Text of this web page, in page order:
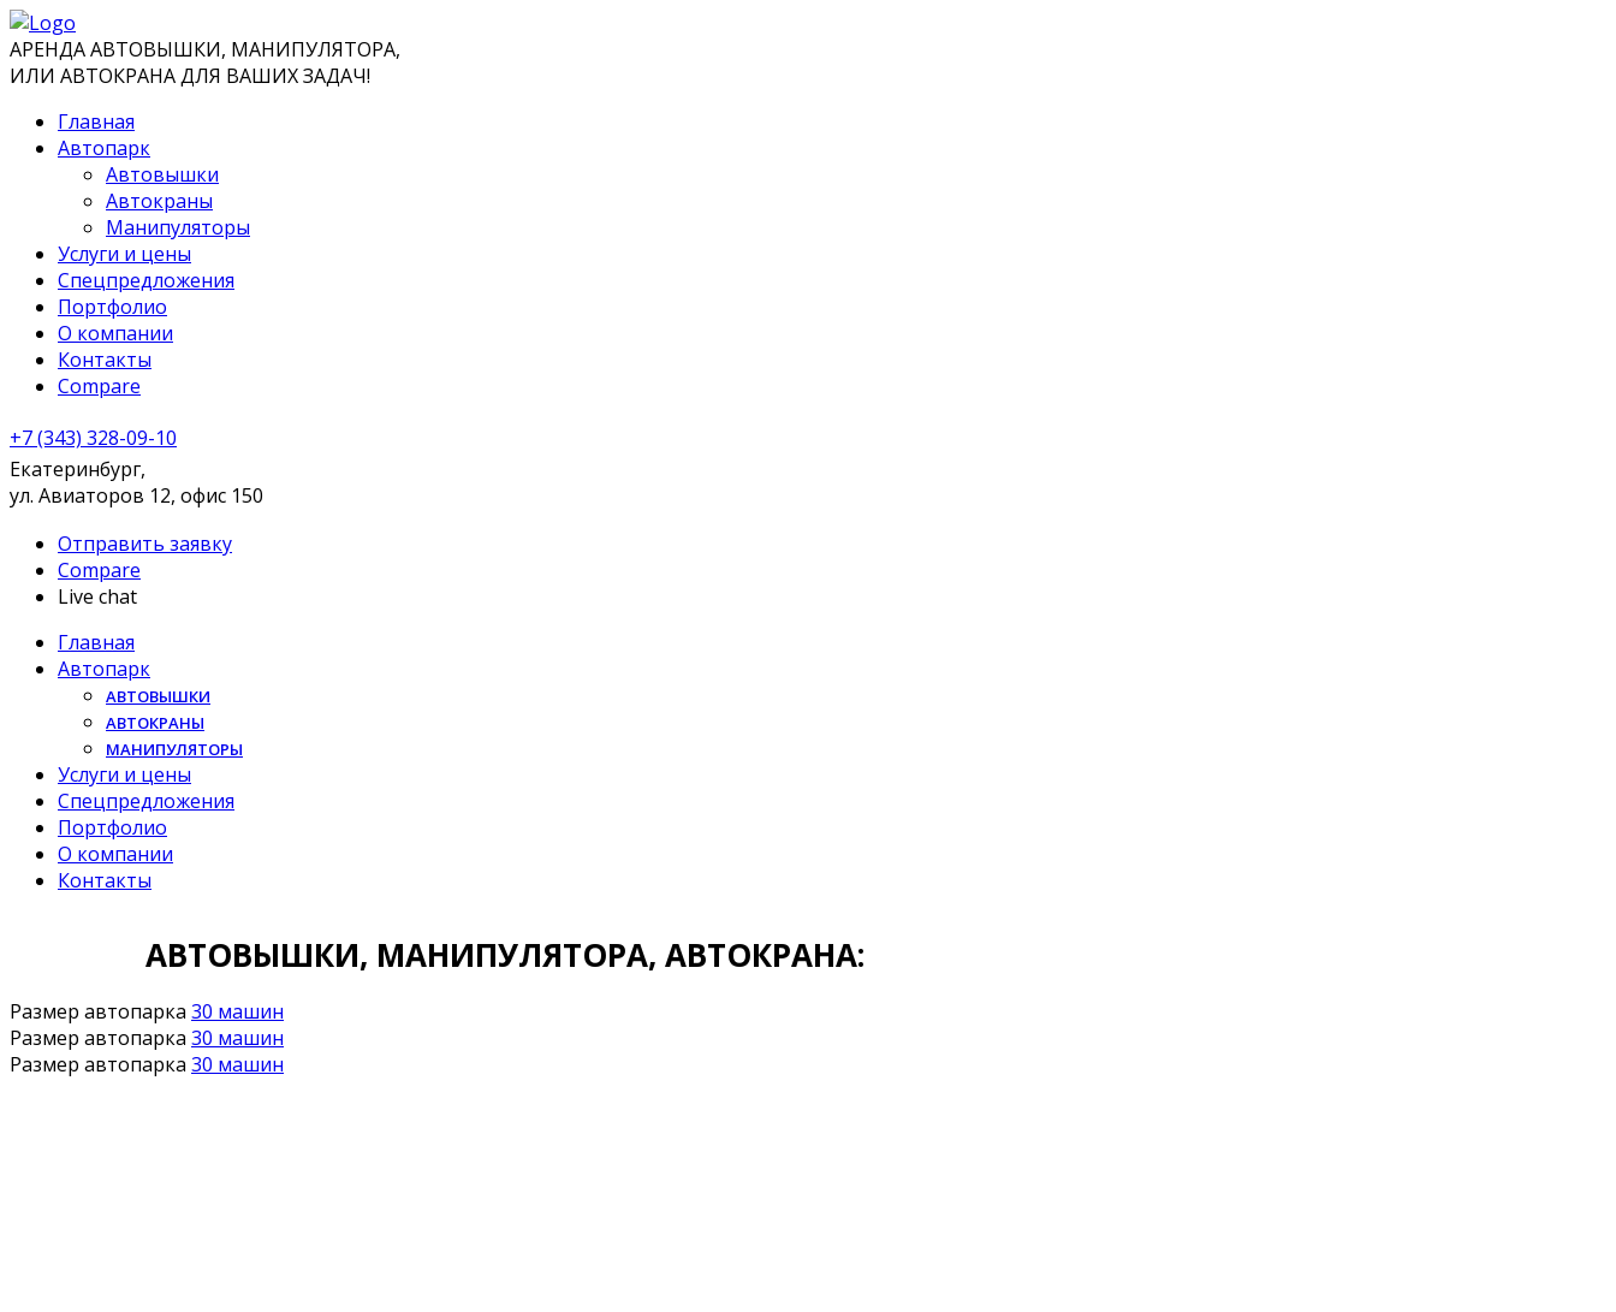
АРЕНДА АВТОВЫШКИ, МАНИПУЛЯТОРА,
ИЛИ АВТОКРАНА ДЛЯ ВАШИХ ЗАДАЧ!
Главная
Автопарк
Автовышки
Автокраны
Манипуляторы
Услуги и цены
Спецпредложения
Портфолио
О компании
Контакты
Compare
+7 (343) 328-09-10
Екатеринбург,
ул. Авиаторов 12, офис 150
Отправить заявку
Compare
Live chat
Главная
Автопарк
АВТОВЫШКИ
АВТОКРАНЫ
МАНИПУЛЯТОРЫ
Услуги и цены
Спецпредложения
Портфолио
О компании
Контакты
АВТОВЫШКИ, МАНИПУЛЯТОРА, АВТОКРАНА:
Размер автопарка 30 машин
Размер автопарка 30 машин
Размер автопарка 30 машин